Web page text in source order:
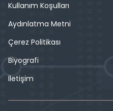
Kullanım Koşulları
Aydınlatma Metni
Çerez Politikası
Biyografi
İletişim